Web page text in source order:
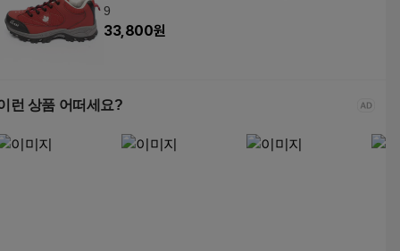
9
33,800원
런 상품 어떠세요?